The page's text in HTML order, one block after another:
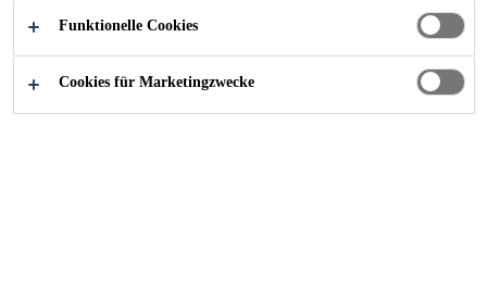
Funktionelle Cookies
Cookies für Marketingzwecke